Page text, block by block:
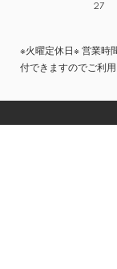
27
※火曜定休日※ 営業
付できますのでご利